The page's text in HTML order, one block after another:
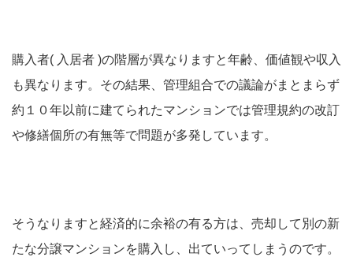
購入者( 入居者 )の階層が異なりますと年齢、価値観や収入
も異なります。その結果、管理組合での議論がまとまらず
約１０年以前に建てられたマンションでは管理規約の改訂
や修繕個所の有無等で問題が多発しています。
そうなりますと経済的に余裕の有る方は、売却して別の新
たな分譲マンションを購入し、出ていってしまうのです。